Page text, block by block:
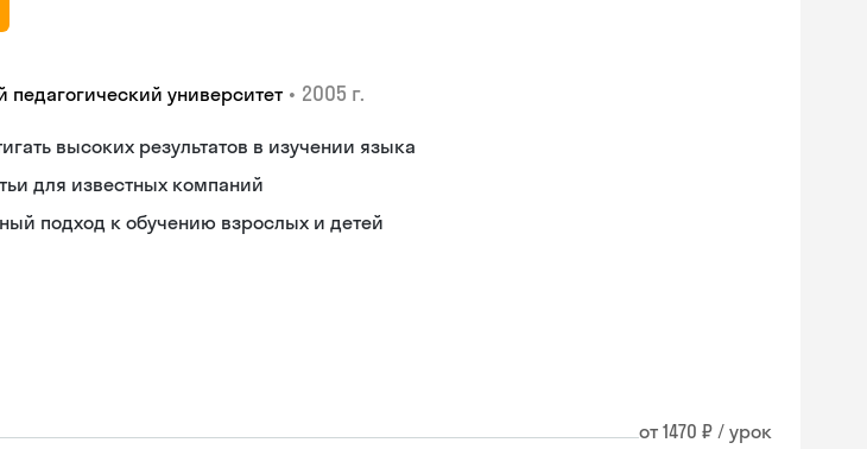
педагогический университет • 2005 г.
высоких результатов в изучении языка
для известных компаний
подход к обучению взрослых и детей
от 1470 ₽ / урок